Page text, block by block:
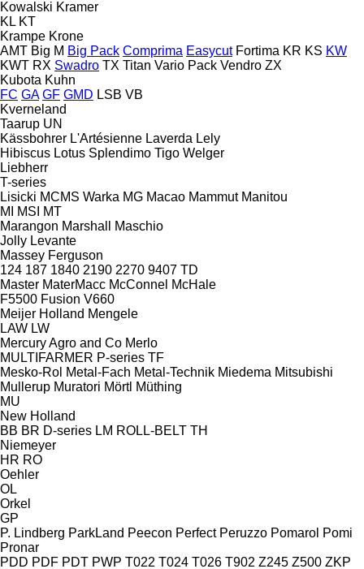
Kowalski Kramer
KL KT
Krampe Krone
AMT Big M Big Pack Comprima Easycut Fortima KR KS KW
KWT RX Swadro TX Titan Vario Pack Vendro ZX
Kubota Kuhn
FC GA GF GMD LSB VB
Kverneland
Taarup UN
Kässbohrer L'Artésienne Laverda Lely
Hibiscus Lotus Splendimo Tigo Welger
Liebherr
T-series
Lisicki MCMS Warka MG Macao Mammut Manitou
MI
MSI
MT
Marangon Marshall
Maschio
Jolly Levante
Massey Ferguson
124 187 1840 2190 2270 9407 TD
Master MaterMacc McConnel McHale
F5500 Fusion V660
Meijer Holland Mengele
LAW LW
Mercury Agro and Co Merlo
MULTIFARMER P-series TF
Mesko-Rol Metal-Fach Metal-Technik Miedema Mitsubishi
Mullerup Muratori Mörtl Müthing
MU
New Holland
BB BR D-series LM ROLL-BELT TH
Niemeyer
HR RO
Oehler
OL
Orkel
GP
P. Lindberg ParkLand Peecon Perfect Peruzzo Pomarol Pomi
Pronar
PDD PDF PDT PWP T022 T024 T026 T902 Z245 Z500 ZKP